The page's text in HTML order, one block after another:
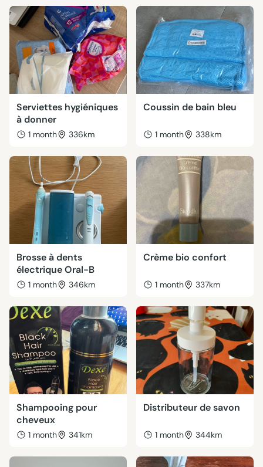
Serviettes hygiéniques
à donner
1 month 336km
Coussin de bain bleu
1 month 338km
Brosse à dents
électrique Oral-B
1 month 346km
Crème bio confort
1 month 337km
Shampooing pour
cheveux
1 month 341km
Distributeur de savon
1 month 344km